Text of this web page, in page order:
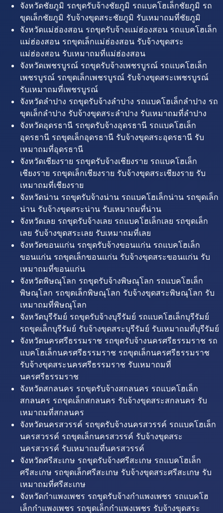
จังหวัดชัยภูมิ รถขุดรับจ้างชัยภูมิ รถแบคโฮเล็กชัยภูมิ รถ
ขุดเล็กชัยภูมิ รับจ้างขุดสระชัยภูมิ รับเหมาถมที่ชัยภูมิ
จังหวัดแม่ฮ่องสอน รถขุดรับจ้างแม่ฮ่องสอน รถแบคโฮเล็ก
แม่ฮ่องสอน รถขุดเล็กแม่ฮ่องสอน รับจ้างขุดสระ
แม่ฮ่องสอน รับเหมาถมที่แม่ฮ่องสอน
จังหวัดเพชรบูรณ์ รถขุดรับจ้างเพชรบูรณ์ รถแบคโฮเล็ก
เพชรบูรณ์ รถขุดเล็กเพชรบูรณ์ รับจ้างขุดสระเพชรบูรณ์
รับเหมาถมที่เพชรบูรณ์
จังหวัดลำปาง รถขุดรับจ้างลำปาง รถแบคโฮเล็กลำปาง รถ
ขุดเล็กลำปาง รับจ้างขุดสระลำปาง รับเหมาถมที่ลำปาง
จังหวัดอุดรธานี รถขุดรับจ้างอุดรธานี รถแบคโฮเล็ก
อุดรธานี รถขุดเล็กอุดรธานี รับจ้างขุดสระอุดรธานี รับ
เหมาถมที่อุดรธานี
จังหวัดเชียงราย รถขุดรับจ้างเชียงราย รถแบคโฮเล็ก
เชียงราย รถขุดเล็กเชียงราย รับจ้างขุดสระเชียงราย รับ
เหมาถมที่เชียงราย
จังหวัดน่าน รถขุดรับจ้างน่าน รถแบคโฮเล็กน่าน รถขุดเล็ก
น่าน รับจ้างขุดสระน่าน รับเหมาถมที่น่าน
จังหวัดเลย รถขุดรับจ้างเลย รถแบคโฮเล็กเลย รถขุดเล็ก
เลย รับจ้างขุดสระเลย รับเหมาถมที่เลย
จังหวัดขอนแก่น รถขุดรับจ้างขอนแก่น รถแบคโฮเล็ก
ขอนแก่น รถขุดเล็กขอนแก่น รับจ้างขุดสระขอนแก่น รับ
เหมาถมที่ขอนแก่น
จังหวัดพิษณุโลก รถขุดรับจ้างพิษณุโลก รถแบคโฮเล็ก
พิษณุโลก รถขุดเล็กพิษณุโลก รับจ้างขุดสระพิษณุโลก รับ
เหมาถมที่พิษณุโลก
จังหวัดบุรีรัมย์ รถขุดรับจ้างบุรีรัมย์ รถแบคโฮเล็กบุรีรัมย์
รถขุดเล็กบุรีรัมย์ รับจ้างขุดสระบุรีรัมย์ รับเหมาถมที่บุรีรัมย์
จังหวัดนครศรีธรรมราช รถขุดรับจ้างนครศรีธรรมราช รถ
แบคโฮเล็กนครศรีธรรมราช รถขุดเล็กนครศรีธรรมราช
รับจ้างขุดสระนครศรีธรรมราช รับเหมาถมที่
นครศรีธรรมราช
จังหวัดสกลนคร รถขุดรับจ้างสกลนคร รถแบคโฮเล็ก
สกลนคร รถขุดเล็กสกลนคร รับจ้างขุดสระสกลนคร รับ
เหมาถมที่สกลนคร
จังหวัดนครสวรรค์ รถขุดรับจ้างนครสวรรค์ รถแบคโฮเล็ก
นครสวรรค์ รถขุดเล็กนครสวรรค์ รับจ้างขุดสระ
นครสวรรค์ รับเหมาถมที่นครสวรรค์
จังหวัดศรีสะเกษ รถขุดรับจ้างศรีสะเกษ รถแบคโฮเล็ก
ศรีสะเกษ รถขุดเล็กศรีสะเกษ รับจ้างขุดสระศรีสะเกษ รับ
เหมาถมที่ศรีสะเกษ
จังหวัดกำแพงเพชร รถขุดรับจ้างกำแพงเพชร รถแบคโฮ
เล็กกำแพงเพชร รถขุดเล็กกำแพงเพชร รับจ้างขุดสระ